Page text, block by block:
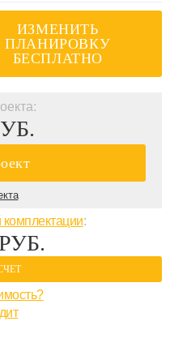
ИЗМЕНИТЬ
ПЛАНИРОВКУ
БЕСПЛАТНО
комплектации: